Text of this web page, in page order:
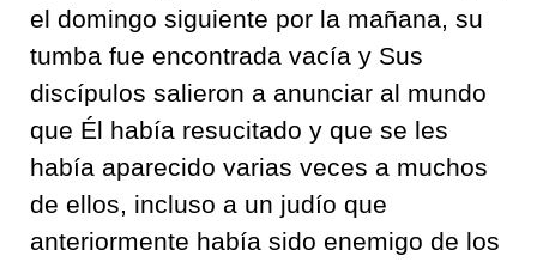
el domingo siguiente por la mañana, su
tumba fue encontrada vacía y Sus
discípulos salieron a anunciar al mundo
que Él había resucitado y que se les
había aparecido varias veces a muchos
de ellos, incluso a un judío que
anteriormente había sido enemigo de los